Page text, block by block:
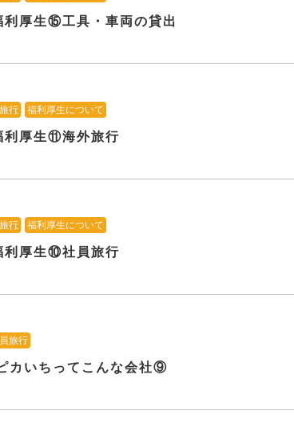
利厚生⑮工具・車両の貸出
行、 福利厚生について
利厚生⑪海外旅行
行、 福利厚生について
利厚生⑩社員旅行
旅行
カいちってこんな会社⑨